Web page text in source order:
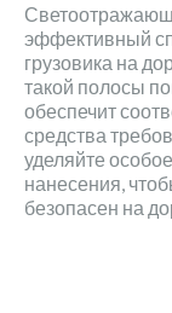
эффективный
грузовика на
такой полосы
обеспечит
средства
уделяйте
нанесения,
безопасен на